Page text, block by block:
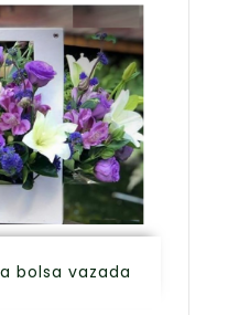
bolsa vazada